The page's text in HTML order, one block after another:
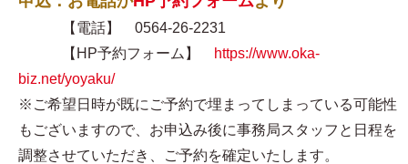
【電話】 0564-26-2231
【HP予約フォーム】
https://www.oka-
biz.net/yoyaku/
※ご希望日時が既にご予約で埋まってしまっている可能性
もございますので、お申込み後に事務局スタッフと日程を
調整させていただき、ご予約を確定いたします。